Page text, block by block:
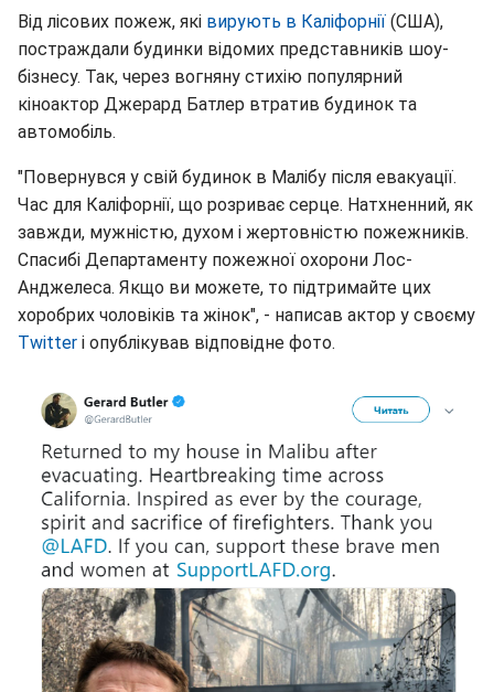
Від лісових пожеж, які вирують в Каліфорнії (США),
постраждали будинки відомих представників шоу-
бізнесу. Так, через вогняну стихію популярний
кіноактор Джерард Батлер втратив будинок та
автомобіль.
"Повернувся у свій будинок в Малібу після евакуації.
Час для Каліфорнії, що розриває серце. Натхненний, як
завжди, мужністю, духом і жертовністю пожежників.
Спасибі Департаменту пожежної охорони Лос-
Анджелеса. Якщо ви можете, то підтримайте цих
хоробрих чоловіків та жінок", - написав актор у своєму
Twitter і опублікував відповідне фото.